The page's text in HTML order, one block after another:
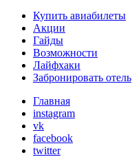
Primary
Menu
Купить авиабилеты
Акции
Гайды
Возможности
Лайфхаки
Забронировать отель
Главная
instagram
vk
facebook
twitter